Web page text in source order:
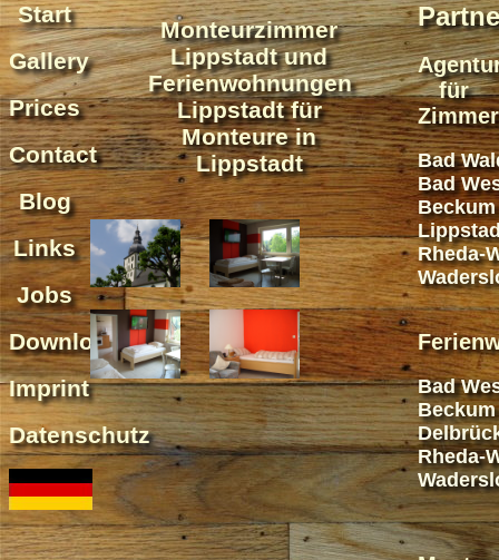
Start
Gallery
Prices
Contact
Blog
Links
Jobs
Downloads
Imprint
Datenschutz
Monteurzimmer
Lippstadt und
Ferienwohnungen
Lippstadt für
Monteure in
Lippstadt
für
Bad
Bad
Beckum
Rheda-
Bad
Beckum
Rheda-